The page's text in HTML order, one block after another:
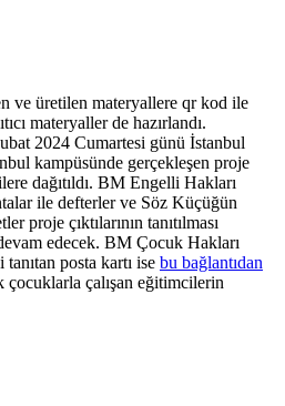
ve üretilen materyallere qr kod ile
materyaller de hazırlandı.
2024 Cumartesi günü İstanbul
kampüsünde gerçekleşen proje
dağıtıldı. BM Engelli Hakları
ile defterler ve Söz Küçüğün
proje çıktılarının tanıtılması
edecek. BM Çocuk Hakları
posta kartı ise bu bağlantıdan
çalışan eğitimcilerin